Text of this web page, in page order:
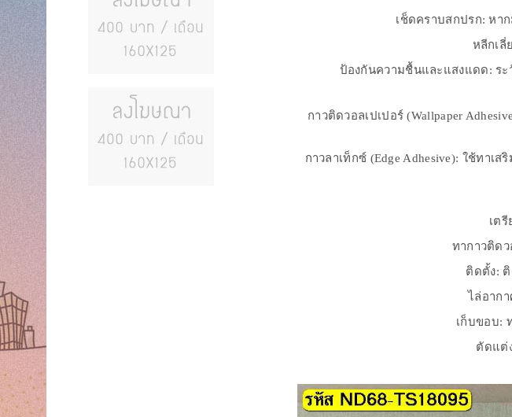
เช็ดคราบสกปรก: หา
หลีกเลี่
ป้องกันความชื้นและแสงแดด: ระ
กาวติดวอลเปเปอร์ (Wallpaper
กาวลาเท็กซ์ (Edge Adhesive): ใช้ทา
เต
ทากาวติดว
ติดตั้ง:
ไล่อาก
เก็บขอบ:
ตัดแต่